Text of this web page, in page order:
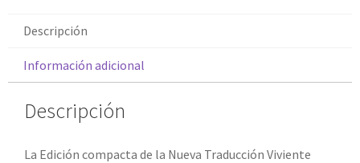
Descripción
Información adicional
Descripción
La Edición compacta de la Nueva Traducción Viviente